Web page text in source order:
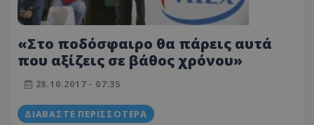
«Στο ποδόσφαιρο θα πάρεις αυτά
που αξίζεις σε βάθος χρόνου»
28.10.2017 - 07:35
ΔΙΑΒΆΣΤΕ ΠΕΡΙΣΣΌΤΕΡΑ